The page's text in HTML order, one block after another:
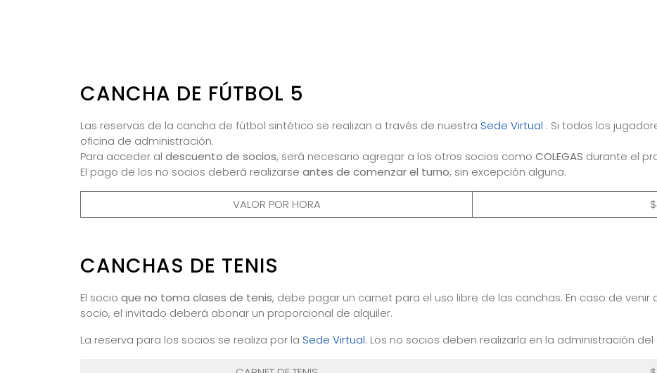
CANCHA DE FÚTBOL 5
Las reservas de la cancha de fútbol sintético se realizan a través de nuestra Sede Virtual . Si todos los
oficina de administración.
Para acceder al descuento de socios, será necesario agregar a los otros socios como COLEGAS durante el
El pago de los no socios deberá realizarse antes de comenzar el turno, sin excepción alguna.
VALOR POR HORA
CANCHAS DE TENIS
El socio que no toma clases de tenis, debe pagar un carnet para el uso libre de las canchas. En caso de
socio, el invitado deberá abonar un proporcional de alquiler.
La reserva para los socios se realiza por la Sede Virtual. Los no socios deben realizarla en la administración del